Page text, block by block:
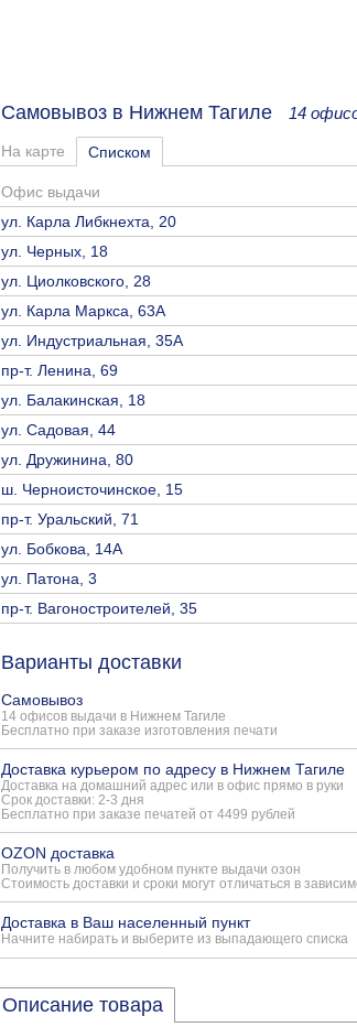
Самовывоз в Нижнем Тагиле 14
На карте Списком
Офис выдачи
ул. Карла Либкнехта, 20
ул. Черных, 18
ул. Циолковского, 28
ул. Карла Маркса, 63А
ул. Индустриальная, 35А
пр-т. Ленина, 69
ул. Балакинская, 18
ул. Садовая, 44
ул. Дружинина, 80
ш. Черноисточинское, 15
пр-т. Уральский, 71
ул. Бобкова, 14А
ул. Патона, 3
пр-т. Вагоностроителей, 35
Варианты доставки
Самовывоз
14 офисов выдачи в Нижнем Тагиле
Бесплатно при заказе изготовления печати
Доставка курьером по адресу в Нижнем Тагиле
Доставка на домашний адрес или в офис прямо в руки
Срок доставки: 2-3 дня
Бесплатно при заказе печатей от 4499 рублей
OZON доставка
Получить в любом удобном пункте выдачи озон
Стоимость доставки и сроки могут отличаться в
Доставка в Ваш населенный пункт
Начните набирать и выберите из выпадающего списка
Описание товара